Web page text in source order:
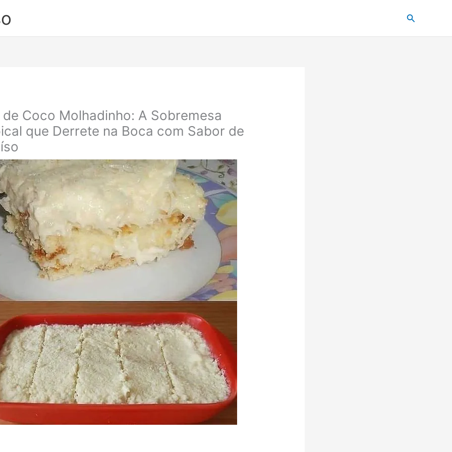
Pesquisar
Coco Molhadinho: A Sobremesa
que Derrete na Boca com Sabor de